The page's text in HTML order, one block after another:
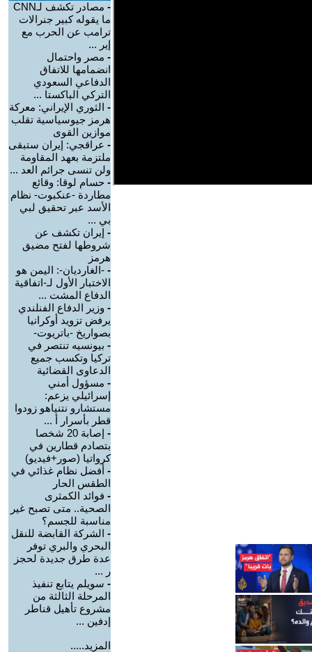
-
مصادر تكشف لـCNN
ما يقوله كبير جنرالات
ترامب عن الحرب مع
إير ...
- مصر واحتمال
انضمامها للاتفاق
الدفاعي السعودي
التركي الباكستا ...
- الثوري الإيراني: معركة
هرمز جيوسياسية تقلب
موازين القوى
- عراقجي: إيران ستبقى
ملتزمة بعهد المقاومة
ولن تنسى جرائم العد ...
- حسام لوقا: وقائع
مطاردة -عنكبوت- نظام
الأسد عبر تحقيق لبي
بي ...
- إيران تكشف عن
شروطها لفتح مضيق
هرمز
- -الغارديان-: اليمن هو
الاختبار الأول لـ-اتفاقية
الدفاع المشت ...
- وزير الدفاع الفنلندي
يرفض تزويد أوكرانيا
بصواريخ -باتريوت-
- بيونسيه تنتصر في
تركيا وتكسب جميع
الدعاوى القضائية
- مسؤول أمني
إسرائيلي يزعم:
مستشارو نتنياهو زودوا
قطر بأسرار أ ...
-
إصابة 20 شخصا
بتصادم قطارين في
كرواتيا (صور+فيديو)
- أفضل نظام غذائي في
الطقس الحار
- فوائد الكمثرى
الصحية.. متى تصبح غير
مناسبة للجسم؟
- الشركة القابضة للنقل
البحري والبري توفر
عدة طرق جديدة لحجز
ر ...
- سويلم يتابع تنفيذ
المرحلة الثالثة من
مشروع تأهيل قناطر
إدفين ...
المزيد.....